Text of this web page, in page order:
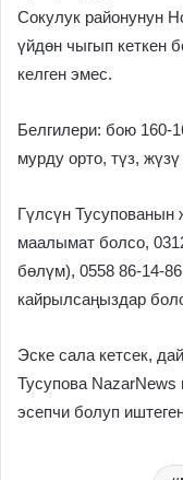
Сокулук районунун
үйдөн чыгып кеткен
келген эмес.
Белгилери: бою 160-
мурду орто, түз,
Гүлсүн Тусупованын
маалымат болсо,
бөлүм), 0558 86-14-
кайрылсаңыздар
Эске сала кетсек,
Тусупова
эсепчи болуп